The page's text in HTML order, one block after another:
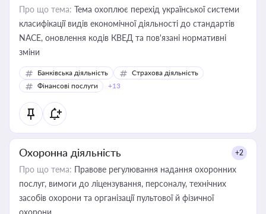
Про що тема: Тема охоплює перехід української системи
класифікації видів економічної діяльності до стандартів
NACE, оновлення кодів КВЕД та пов'язані нормативні
зміни
Банківська діяльність
Страхова діяльність
Фінансові послуги
+13
Охоронна діяльність +2
Про що тема: Правове регулювання надання охоронних
послуг, вимоги до ліцензування, персоналу, технічних
засобів охорони та організації пультової й фізичної
охорони